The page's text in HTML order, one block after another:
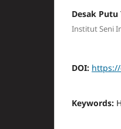
Desak
Institut Seni
DOI:
Keywords: